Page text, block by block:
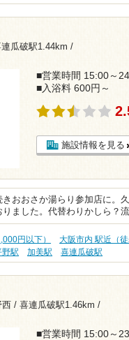
瓜破駅1.44km /
■営業時間 15:00～
■入浴料 600円～
施設情報を見る
きおおさか湯らり参加店に。
りました。代替わりかしら？
円以下） 大阪市内 駅近（徒
野駅 加美駅 喜連瓜破駅
西 / 喜連瓜破駅1.46km /
■営業時間 15:00～